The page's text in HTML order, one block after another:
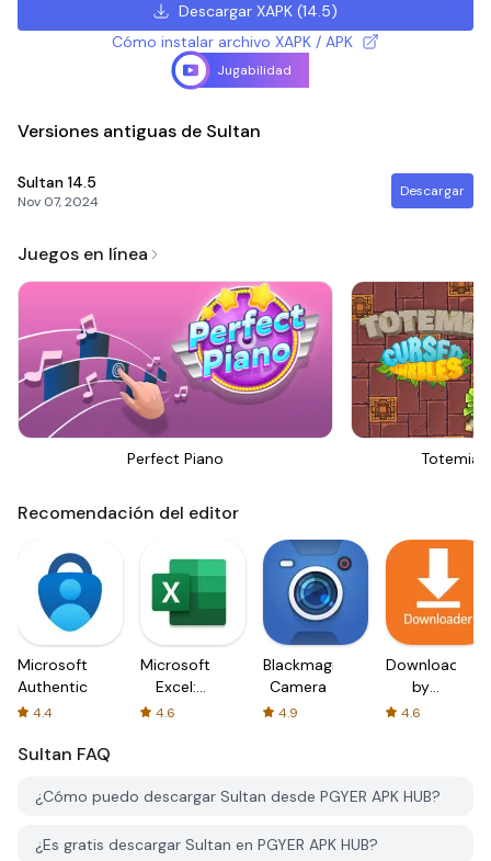
Descargar XAPK (14.5)
Cómo instalar archivo XAPK / APK
Jugabilidad
Versiones antiguas de Sultan
Sultan 14.5
Nov 07, 2024
Descargar
Juegos en línea
Perfect Piano Totemia
Recomendación del editor
Microsoft
Authenticator
4.4
Microsoft
Excel:
Spreadsheets
4.6
Blackmagic
Camera
4.9
Downloader
by
AFTVnews
4.6
Sultan FAQ
¿Cómo puedo descargar Sultan desde PGYER APK HUB?
¿Es gratis descargar Sultan en PGYER APK HUB?